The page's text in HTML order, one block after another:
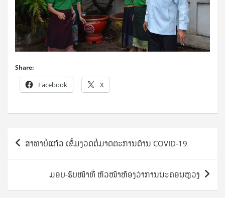
Share:
Facebook X
Post
navigation
ສາທາບໍ່ແກ້ວ ເຂັ້ມງວດຕໍ່ມາດຕະການຕ້ານ COVID-19
ມອບ-ຮັບໜ້າທີ່ ຫົວໜ້າຫ້ອງວ່າການນະຄອນຫຼວງ